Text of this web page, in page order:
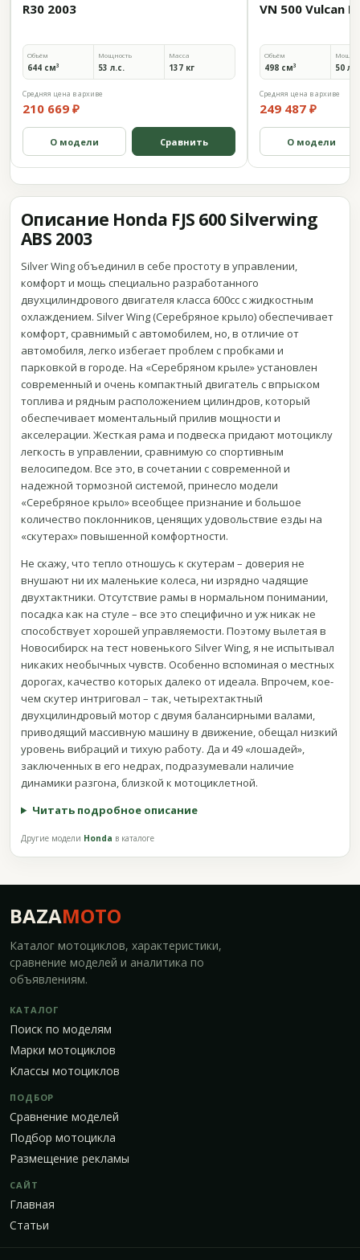
R30 2003
Объём
644 см³
Мощность
53 л.с.
Масса
137 кг
Средняя цена в архиве
210 669 ₽
О модели Сравнить
VN 500 Vulcan
Объём
498 см³ 50
Средняя цена в архиве
249 487 ₽
О модели
Описание Honda FJS 600 Silverwing
ABS 2003
Silver Wing объединил в себе простоту в управлении,
комфорт и мощь специально разработанного
двухцилиндрового двигателя класса 600cc с жидкостным
охлаждением. Silver Wing (Серебряное крыло) обеспечивает
комфорт, сравнимый с автомобилем, но, в отличие от
автомобиля, легко избегает проблем с пробками и
парковкой в городе. На «Серебряном крыле» установлен
современный и очень компактный двигатель с впрыском
топлива и рядным расположением цилиндров, который
обеспечивает моментальный прилив мощности и
акселерации. Жесткая рама и подвеска придают мотоциклу
легкость в управлении, сравнимую со спортивным
велосипедом. Все это, в сочетании с современной и
надежной тормозной системой, принесло модели
«Серебряное крыло» всеобщее признание и большое
количество поклонников, ценящих удовольствие езды на
«скутерах» повышенной комфортности.
Не скажу, что тепло отношусь к скутерам – доверия не
внушают ни их маленькие колеса, ни изрядно чадящие
двухтактники. Отсутствие рамы в нормальном понимании,
посадка как на стуле – все это специфично и уж никак не
способствует хорошей управляемости. Поэтому вылетая в
Новосибирск на тест новенького Silver Wing, я не испытывал
никаких необычных чувств. Особенно вспоминая о местных
дорогах, качество которых далеко от идеала. Впрочем, кое-
чем скутер интриговал – так, четырехтактный
двухцилиндровый мотор с двумя балансирными валами,
приводящий массивную машину в движение, обещал низкий
уровень вибраций и тихую работу. Да и 49 «лошадей»,
заключенных в его недрах, подразумевали наличие
динамики разгона, близкой к мотоциклетной.
Читать подробное описание
Другие модели Honda в каталоге
BAZAMOTO
Каталог мотоциклов, характеристики,
сравнение моделей и аналитика по
объявлениям.
КАТАЛОГ
Поиск по моделям
Марки мотоциклов
Классы мотоциклов
ПОДБОР
Сравнение моделей
Подбор мотоцикла
Размещение рекламы
САЙТ
Главная
Статьи